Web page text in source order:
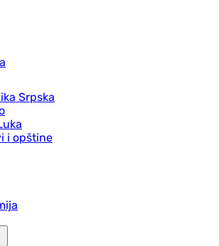
Srpska
i opštine